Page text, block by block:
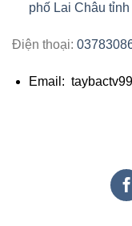
phố Lai Châu
Điện thoại:
Email: